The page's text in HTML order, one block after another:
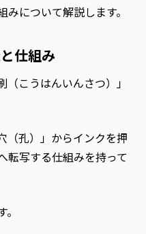
について解説します。
仕組み
こうはんいんさつ）」
（孔）」からインクを押
転写する仕組みを持って